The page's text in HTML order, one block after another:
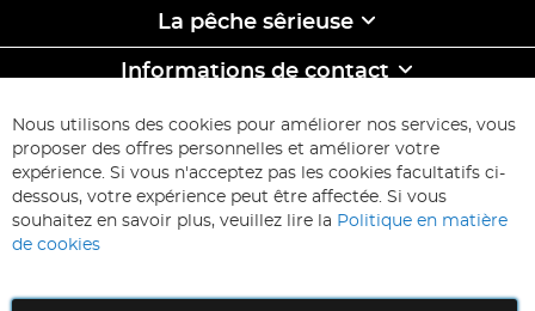
La pêche sêrieuse
Informations de contact
ABONNEZ-VOUS & ECONOMISEZ
Inscription
à
d’information
:
Inscription
Nous utilisons des cookies pour améliorer nos services, vous
proposer des offres personnelles et améliorer votre
expérience. Si vous n'acceptez pas les cookies facultatifs ci-
dessous, votre expérience peut être affectée. Si vous
souhaitez en savoir plus, veuillez lire la Politique en matière
de cookies